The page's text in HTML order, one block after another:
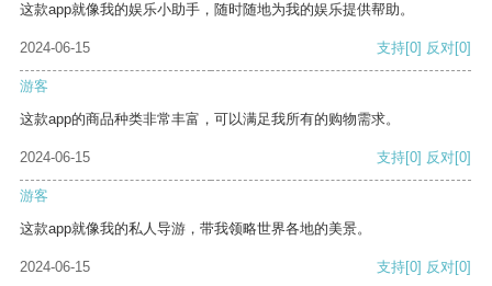
这款app就像我的娱乐小助手，随时随地为我的娱乐提供帮助。
2024-06-15 支持[0] 反对[0]
游客
这款app的商品种类非常丰富，可以满足我所有的购物需求。
2024-06-15 支持[0] 反对[0]
游客
这款app就像我的私人导游，带我领略世界各地的美景。
2024-06-15 支持[0] 反对[0]